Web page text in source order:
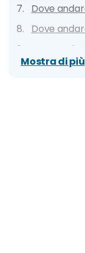
Dove
Dove
Dove
Mostra di più